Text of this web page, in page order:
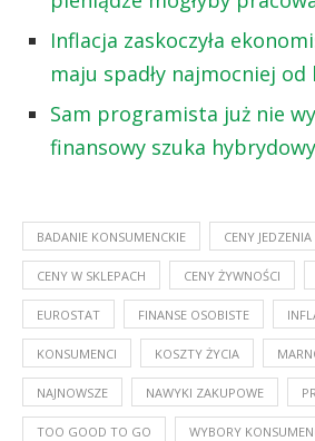
Inflacja zaskoczyła
maju spadły najmocniej od
Sam programista już nie
finansowy szuka
BADANIE KONSUMENCKIE CENY JEDZENIA
CENY W SKLEPACH CENY ŻYWNOŚCI
EUROSTAT FINANSE OSOBISTE
KONSUMENCI KOSZTY ŻYCIA
NAJNOWSZE NAWYKI ZAKUPOWE
TOO GOOD TO GO WYBORY